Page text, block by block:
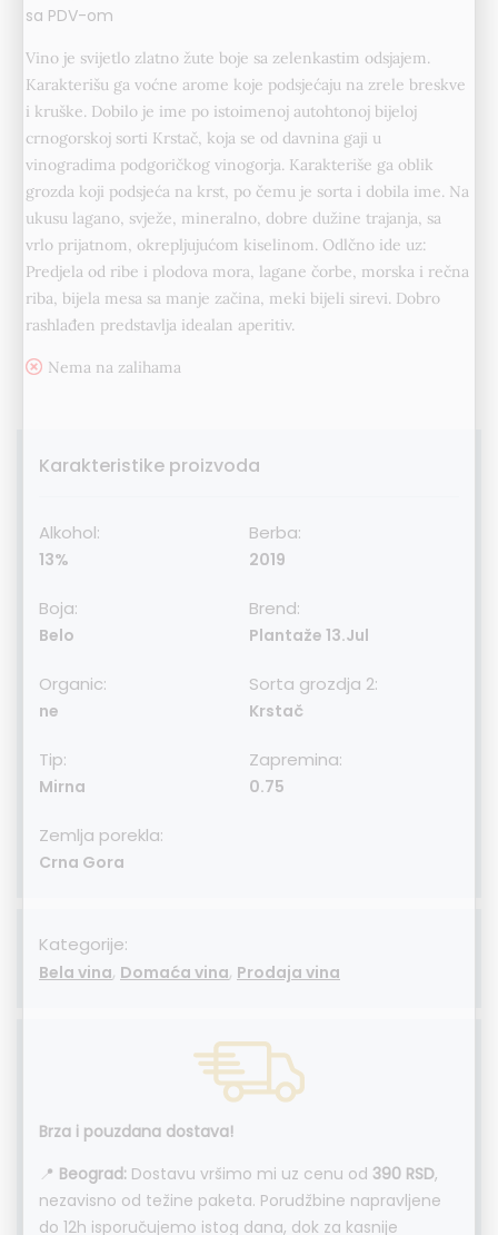
sa PDV-om
Vino je svijetlo zlatno žute boje sa zelenkastim odsjajem.
Karakterišu ga voćne arome koje podsjećaju na zrele breskve
i kruške. Dobilo je ime po istoimenoj autohtonoj bijeloj
crnogorskoj sorti Krstač, koja se od davnina gaji u
vinogradima podgoričkog vinogorja. Karakteriše ga oblik
grozda koji podsjeća na krst, po čemu je sorta i dobila ime. Na
ukusu lagano, svježe, mineralno, dobre dužine trajanja, sa
vrlo prijatnom, okrepljujućom kiselinom. Odlčno ide uz:
Predjela od ribe i plodova mora, lagane čorbe, morska i rečna
riba, bijela mesa sa manje začina, meki bijeli sirevi. Dobro
rashlađen predstavlja idealan aperitiv.
Nema na zalihama
Karakteristike proizvoda
Alkohol:
13%
Berba:
2019
Boja:
Belo
Brend:
Plantaže 13.Jul
Organic:
ne
Sorta grozdja 2:
Krstač
Tip:
Mirna
Zapremina:
0.75
Zemlja porekla:
Crna Gora
Kategorije:
Bela vina, Domaća vina, Prodaja vina
Brza i pouzdana dostava!
📍 Beograd: Dostavu vršimo mi uz cenu od 390 RSD,
nezavisno od težine paketa. Porudžbine napravljene
do 12h isporučujemo istog dana, dok za kasnije